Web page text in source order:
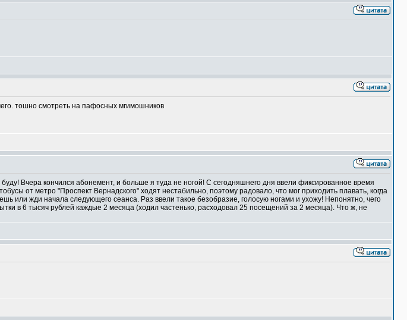
тошно смотреть на пафосных мгимошников
Вчера кончился абонемент, и больше я туда не ногой! С сегодняшнего дня ввели фиксированное время
от метро "Проспект Вернадского" ходят нестабильно, поэтому радовало, что мог приходить плавать, когда
или жди начала следующего сеанса. Раз ввели такое безобразие, голосую ногами и ухожу! Непонятно, чего
в 6 тысяч рублей каждые 2 месяца (ходил частенько, расходовал 25 посещений за 2 месяца). Что ж, не